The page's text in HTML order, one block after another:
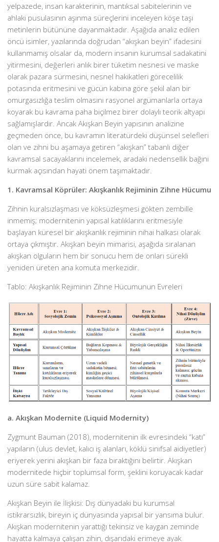
yelpazede, insan karakterinin, mantıksal sabitelerinin ve
ahlaki pusulasının aşınma süreçlerini inceleyen köşe taşı
metinlerin bütününe dayanmaktadır. Aşağıda analiz edilen
öncü isimler, yazılarında doğrudan “akışkan beyin” ifadesini
kullanmamış olsalar da, modern insanın kurumsal sadakatini
yitirmesini, değerleri anlık birer tüketim nesnesi ve maske
olarak pazara sürmesini, nesnel hakikatleri görecelilik
potasında eritmesini ve gücün kabına göre şekil alan bir
omurgasızlığa teslim olmasını rasyonel argümanlarla ortaya
koyarak bu kavrama paha biçilmez birer dolaylı teorik altyapı
sağlamışlardır. Ancak Akışkan Beyin yapısının analizine
geçmeden önce, bu kavramın literatürdeki düşünsel selefleri
olan ve zihni bu aşamaya getiren “akışkan” tabanlı diğer
kavramsal sacayaklarını incelemek, aradaki nedensellik bağını
kurmak açısından hayati önem taşımaktadır.
1. Kavramsal Köprüler: Akışkanlık Rejiminin Zihne Hücumu
Zihnin kuralsızlaşması ve köksüzleşmesi gökten zembille
inmemiş; modernitenin yapısal katılıklarını eritmesiyle
başlayan küresel bir akışkanlık rejiminin nihai halkası olarak
ortaya çıkmıştır. Akışkan beyin mimarisi, aşağıda sıralanan
akışkan olguların hem bir sonucu hem de onları sürekli
yeniden üreten ana komuta merkezidir.
Tablo: Akışkanlık Rejiminin Zihne Hücumunun Evreleri
a. Akışkan Modernite (Liquid Modernity)
Zygmunt Bauman (2018), modernitenin ilk evresindeki “katı”
yapıların (ulus devlet, kalıcı iş alanları, köklü sınıfsal aidiyetler)
eriyerek yerini akışkan bir faza bıraktığını belirtir. Akışkan
modernitede hiçbir toplumsal form, şeklini koruyacak kadar
uzun süre sabit kalamaz.
Akışkan Beyin ile İlişkisi: Dış dünyadaki bu kurumsal
istikrarsızlık, bireyin iç dünyasında yapısal bir yansıma bulur.
Akışkan modernitenin yarattığı tekinsiz ve kaygan zeminde
hayatta kalmaya çalışan zihin, dışarıdaki erimeye ayak